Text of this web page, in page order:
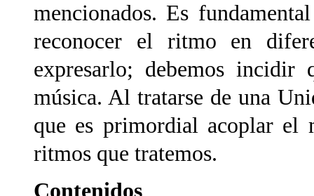
mencionados. Es
reconocer el ritmo en
expresarlo; debemos
música. Al tratarse de una
que es primordial acoplar el
ritmos que tratemos.
Contenidos